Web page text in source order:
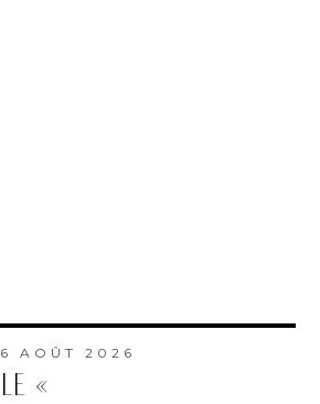
6 AOÛT 2026
LE «